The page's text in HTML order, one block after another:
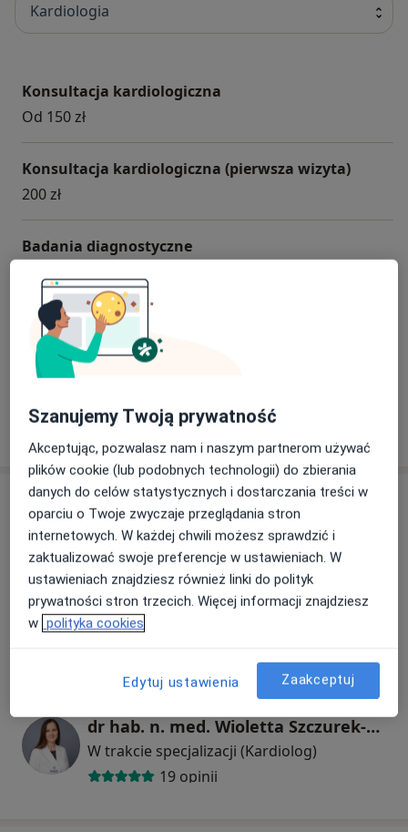
Kardiologia
Konsultacja kardiologiczna
Od 150 zł
Konsultacja kardiologiczna (pierwsza wizyta)
200 zł
Badania diagnostyczne
USG
Badania profilaktyczne
W jaki sposób ustalane są ceny?
Specjaliści
Kardiolog
lek. Monika Bajor
1 opinia
dr hab. n. med. Wioletta Szczurek-Wasilewicz
W trakcie specjalizacji (Kardiolog)
19 opinii
Szanujemy Twoją prywatność
Akceptując, pozwalasz nam i naszym partnerom używać
plików cookie (lub podobnych technologii) do zbierania
danych do celów statystycznych i dostarczania treści w
oparciu o Twoje zwyczaje przeglądania stron
internetowych. W każdej chwili możesz sprawdzić i
zaktualizować swoje preferencje w ustawieniach. W
ustawieniach znajdziesz również linki do polityk
prywatności stron trzecich. Więcej informacji znajdziesz
w polityka cookies
Edytuj ustawienia Zaakceptuj